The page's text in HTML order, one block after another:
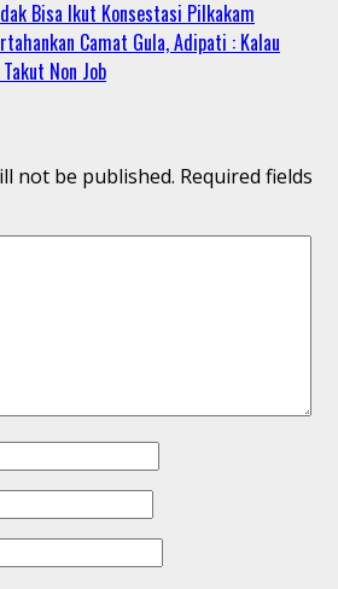
Bisa Ikut Konsestasi Pilkakam
Camat Gula, Adipati : Kalau
Non Job
not be published. Required fields